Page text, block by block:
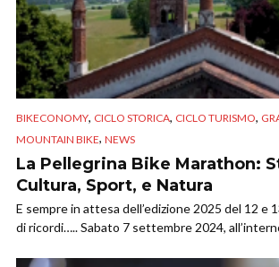
BIKECONOMY, CICLO STORICA, CICLO TURISMO,
MOUNTAIN BIKE, NEWS
La Pellegrina Bike Marathon:
Cultura, Sport, e Natura
E sempre in attesa dell’edizione 2025 del 12 e
di ricordi….. Sabato 7 settembre 2024,